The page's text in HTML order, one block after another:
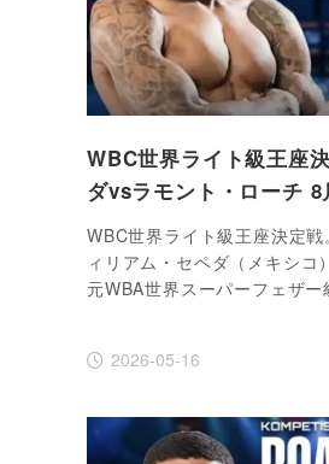
WBC世界ライト級王座
ダvsラモント・ローチ
WBC世界ライト級王座決定
ィリアム・セペダ（メキシコ
元WBA世界スーパーフェザ
2026-05-16